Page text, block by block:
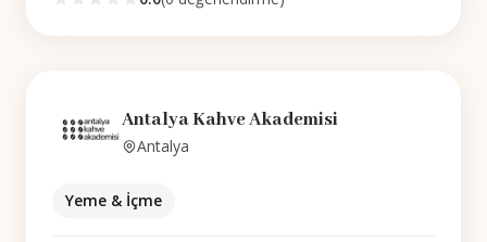
Antalya Kahve Akademisi
Antalya
Yeme & İçme